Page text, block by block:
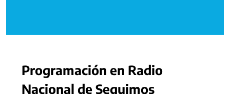
Programación en Radio
Nacional de Seguimos